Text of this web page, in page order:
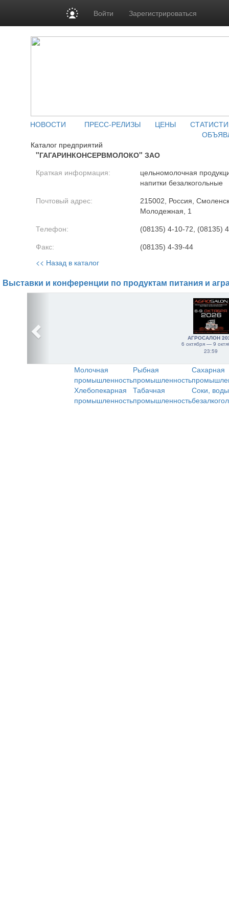
Войти Зарегистрироваться
НОВОСТИ ПРЕСС-РЕЛИЗЫ ЦЕНЫ
Каталог предприятий
"ГАГАРИНКОНСЕРВМОЛОКО" ЗАО
Краткая информация:
цельномолочная
напитки безалкогольные
Почтовый адрес:
215002, Россия,
Молодежная, 1
Телефон: (08135) 4-10-72, (08135)
Факс: (08135) 4-39-44
<< Назад в каталог
Выставки и конференции по продуктам питания и
АГРОСАЛОН
6 октября — 9
23:59
Молочная
промышленность
Рыбная
промышленность
Сахарная
Хлебопекарная
промышленность
Табачная
промышленность
Соки,